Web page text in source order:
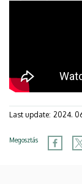
Last update: 2024.
Megosztás